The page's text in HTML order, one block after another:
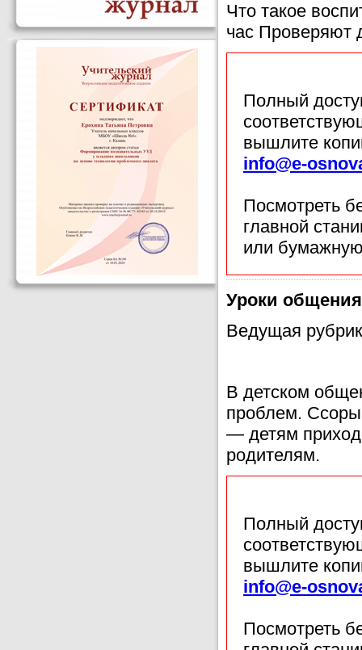
Что такое
час Проверяют
Полный
вышлите
info@e-
Посмотреть
главной
или
Уроки
Ведущая
В детском
проблем.
— детям
родителям.
Полный
вышлите
info@e-
Посмотреть